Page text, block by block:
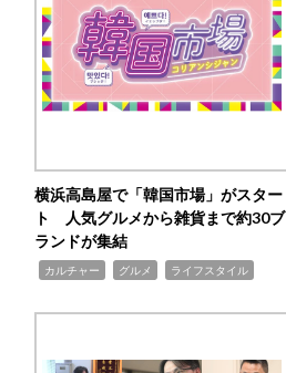
横浜高島屋で「韓国市場」がスター
ト 人気グルメから雑貨まで約30ブ
ランドが集結
カルチャー グルメ ライフスタイル